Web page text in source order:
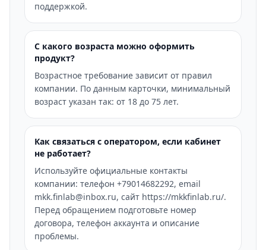
поддержкой.
С какого возраста можно оформить
продукт?
Возрастное требование зависит от правил
компании. По данным карточки, минимальный
возраст указан так: от 18 до 75 лет.
Как связаться с оператором, если кабинет
не работает?
Используйте официальные контакты
компании: телефон +79014682292, email
mkk.finlab@inbox.ru, сайт https://mkkfinlab.ru/.
Перед обращением подготовьте номер
договора, телефон аккаунта и описание
проблемы.